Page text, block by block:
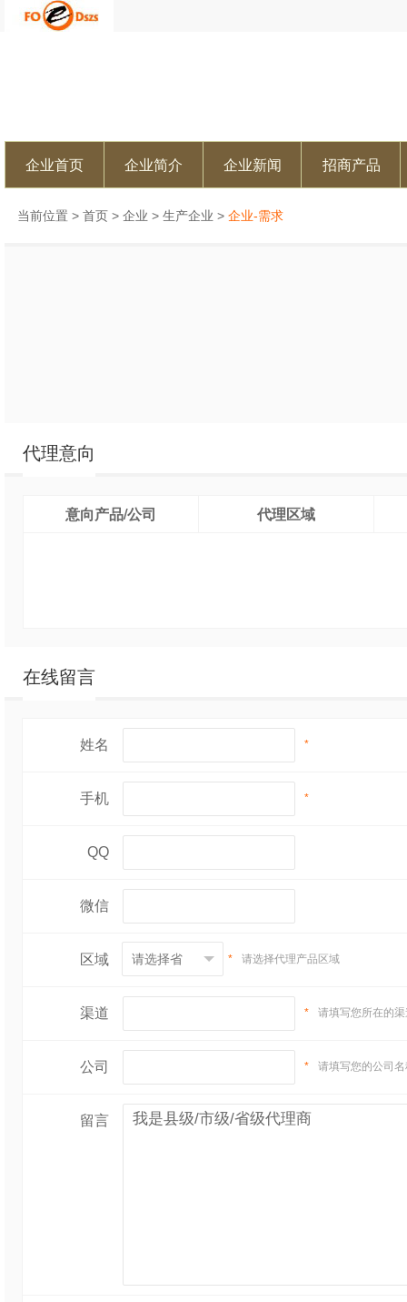
企业首页 企业简介 企业新闻 招商产品
当前位置 > 首页 > 企业 > 生产企业 > 企业-需求
代理意向
意向产品/公司 代理区域
在线留言
姓名 *
手机 *
QQ
微信
区域 * 请选择代理产品区域
渠道 * 请填写您所在的
公司 * 请填写您的公司
留言